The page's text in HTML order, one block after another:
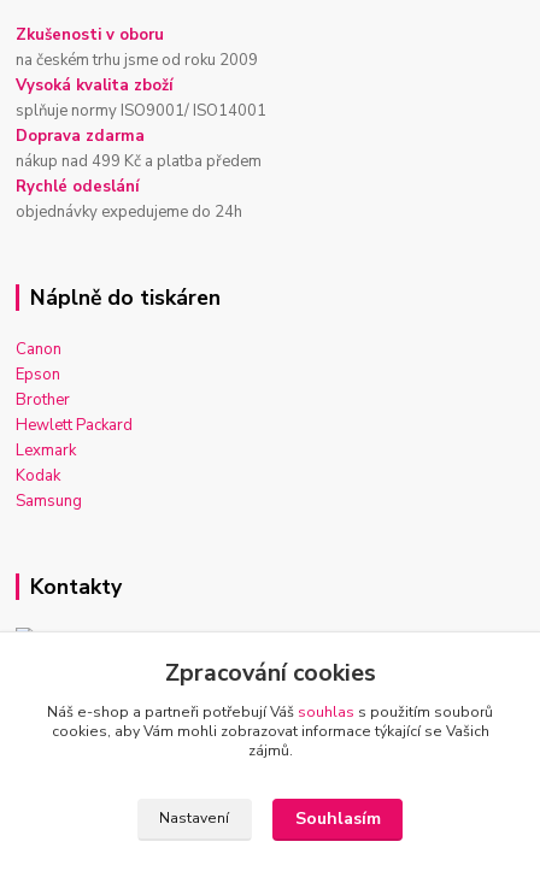
Zkušenosti v oboru
na českém trhu jsme od roku 2009
Vysoká kvalita zboží
splňuje normy ISO9001/ ISO14001
Doprava zdarma
nákup nad 499 Kč a platba předem
Rychlé odeslání
objednávky expedujeme do 24h
Náplně do tiskáren
Canon
Epson
Brother
Hewlett Packard
Lexmark
Kodak
Samsung
Kontakty
Josef Macek
+420 603 921 266
Po-Ne, 7-22h
Zpracování cookies
Náš e-shop a partneři potřebují Váš souhlas s použitím souborů
cookies, aby Vám mohli zobrazovat informace týkající se Vašich
zájmů.
Nastavení Souhlasím